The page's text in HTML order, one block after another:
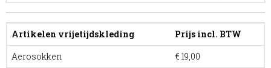
Artikelen vrijetijdskleding
Prijs incl. BTW
Aerosokken
€ 19,00